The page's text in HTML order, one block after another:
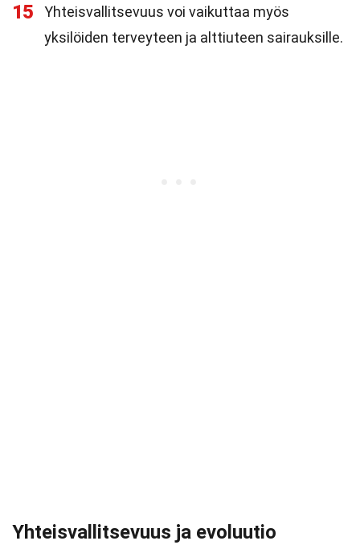
15
Yhteisvallitsevuus voi vaikuttaa myös
yksilöiden terveyteen ja alttiuteen sairauksille.
Yhteisvallitsevuus ja evoluutio